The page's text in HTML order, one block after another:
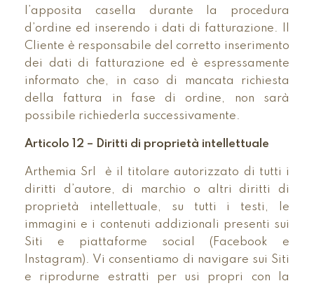
l’apposita casella durante la procedura
d’ordine ed inserendo i dati di fatturazione. Il
Cliente è responsabile del corretto inserimento
dei dati di fatturazione ed è espressamente
informato che, in caso di mancata richiesta
della fattura in fase di ordine, non sarà
possibile richiederla successivamente.
Articolo 12 – Diritti di proprietà intellettuale
Arthemia Srl è il titolare autorizzato di tutti i
diritti d’autore, di marchio o altri diritti di
proprietà intellettuale, su tutti i testi, le
immagini e i contenuti addizionali presenti sui
Siti e piattaforme social (Facebook e
Instagram). Vi consentiamo di navigare sui Siti
e riprodurne estratti per usi propri con la